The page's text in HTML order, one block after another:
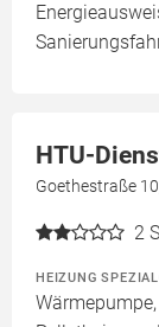
HTU-
Goethestraße
2
HEIZUNG